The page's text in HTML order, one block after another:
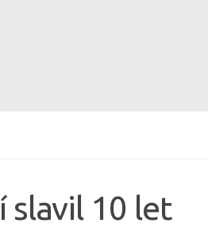
slavil 10 let